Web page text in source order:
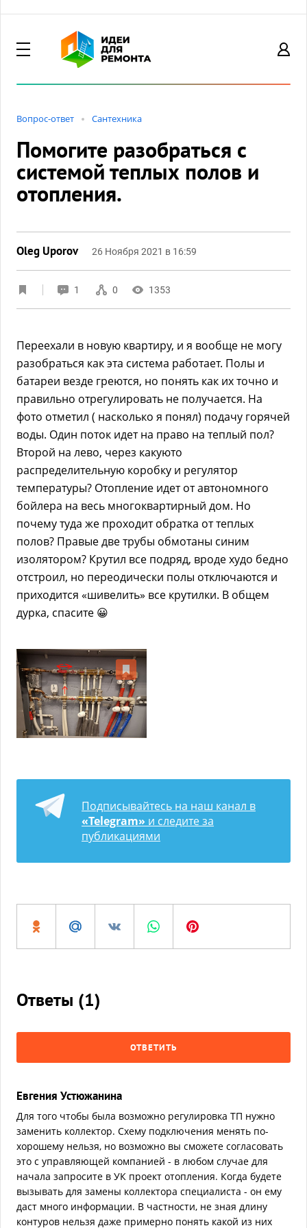
Вопрос-ответ Сантехника
Помогите разобраться с
системой теплых полов и
отопления.
Oleg Uporov 26 Ноября 2021 в 16:59
1 0 1353
Переехали в новую квартиру, и я вообще не могу
разобраться как эта система работает. Полы и
батареи везде греются, но понять как их точно и
правильно отрегулировать не получается. На
фото отметил ( насколько я понял) подачу горячей
воды. Один поток идет на право на теплый пол?
Второй на лево, через какуюто
распределительную коробку и регулятор
температуры? Отопление идет от автономного
бойлера на весь многоквартирный дом. Но
почему туда же проходит обратка от теплых
полов? Правые две трубы обмотаны синим
изолятором? Крутил все подряд, вроде худо бедно
отстроил, но переодически полы отключаются и
приходится «шивелить» все крутилки. В общем
дурка, спасите 😀
Подписывайтесь на наш канал в
«Telegram» и следите за
публикациями
Ответы (1)
ОТВЕТИТЬ
Евгения Устюжанина
Для того чтобы была возможно регулировка ТП нужно
заменить коллектор. Схему подключения менять по-
хорошему нельзя, но возможно вы сможете согласовать
это с управляющей компанией - в любом случае для
начала запросите в УК проект отопления. Когда будете
вызывать для замены коллектора специалиста - он ему
даст много информации. В частности, не зная длину
контуров нельзя даже примерно понять какой из них